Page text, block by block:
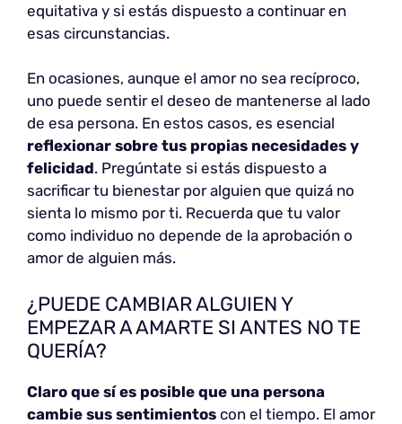
equitativa y si estás dispuesto a continuar en
esas circunstancias.
En ocasiones, aunque el amor no sea recíproco,
uno puede sentir el deseo de mantenerse al lado
de esa persona. En estos casos, es esencial
reflexionar sobre tus propias necesidades y
felicidad. Pregúntate si estás dispuesto a
sacrificar tu bienestar por alguien que quizá no
sienta lo mismo por ti. Recuerda que tu valor
como individuo no depende de la aprobación o
amor de alguien más.
¿PUEDE CAMBIAR ALGUIEN Y
EMPEZAR A AMARTE SI ANTES NO TE
QUERÍA?
Claro que sí es posible que una persona
cambie sus sentimientos con el tiempo. El amor